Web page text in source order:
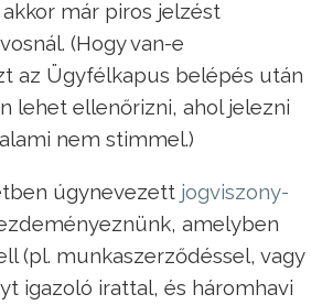
már piros jelzést
(Hogy van-e
az Ügyfélkapus belépés után
lehet ellenőrizni, ahol jelezni
nem stimmel.)
úgynevezett jogviszony-
amelyben
(pl. munkaszerződéssel, vagy
igazoló irattal, és háromhavi